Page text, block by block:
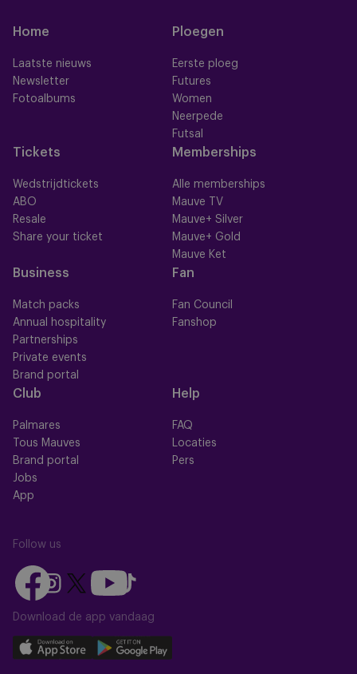
Home
Laatste nieuws
Newsletter
Fotoalbums
Ploegen
Eerste ploeg
Futures
Women
Neerpede
Futsal
Tickets
Wedstrijdtickets
ABO
Resale
Share your ticket
Memberships
Alle memberships
Mauve TV
Mauve+ Silver
Mauve+ Gold
Mauve Ket
Business
Match packs
Annual hospitality
Partnerships
Private events
Brand portal
Fan
Fan Council
Fanshop
Club
Palmares
Tous Mauves
Brand portal
Jobs
App
Help
FAQ
Locaties
Pers
Follow us
Follow
us
on
Follow
us
on
Instagram
Follow
on
X
(Twitter)
Follow
us
on
Follow
us
on
TikTok
Download de app vandaag
Download
Download